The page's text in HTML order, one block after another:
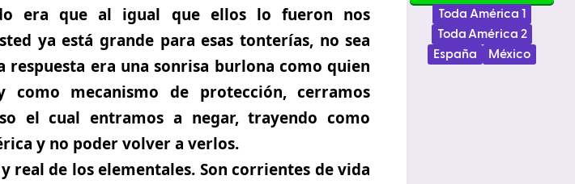
era que al igual que ellos lo fueron nos
ya está grande para esas tonterías, no sea
respuesta era una sonrisa burlona como quien
como mecanismo de protección, cerramos
el cual entramos a negar, trayendo como
y no poder volver a verlos.
real de los elementales. Son corrientes de vida
Toda América 1
Toda América 2
España
México